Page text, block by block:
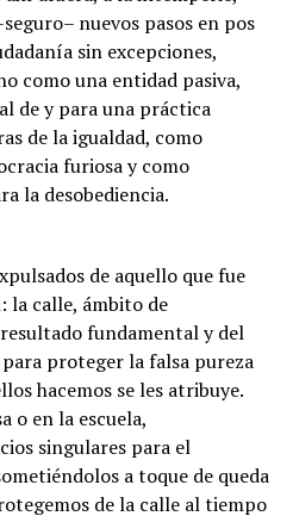
nuevos pasos en pos
sin excepciones,
como una entidad pasiva,
de y para una práctica
de la igualdad, como
furiosa y como
la desobediencia.
de aquello que fue
la calle, ámbito de
fundamental y del
proteger la falsa pureza
hacemos se les atribuye.
o en la escuela,
singulares para el
a toque de queda
de la calle al tiempo